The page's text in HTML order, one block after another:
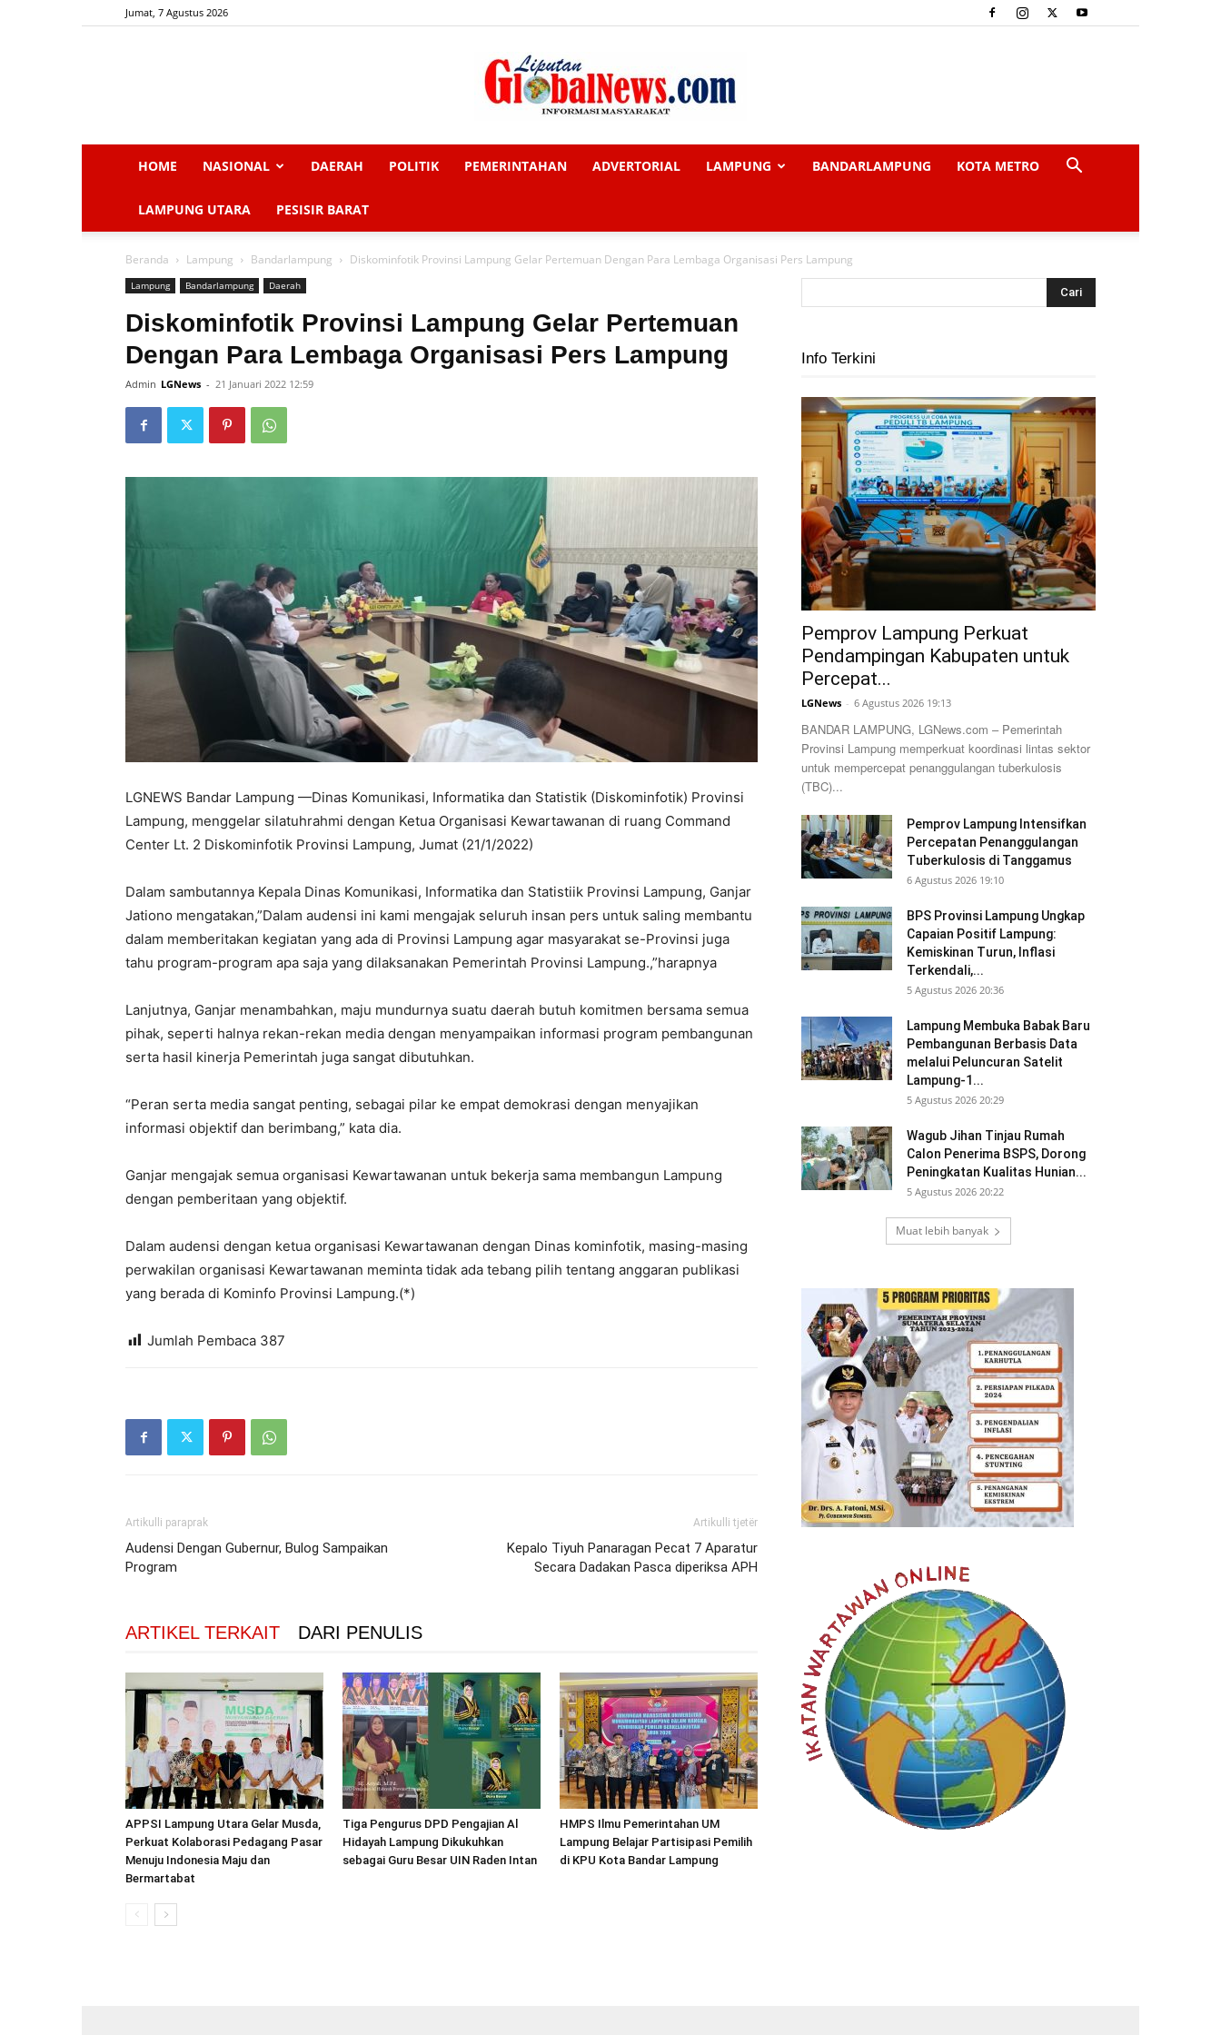
Jumat, 7 Agustus 2026
HOME NASIONAL DAERAH POLITIK PEMERINTAHAN ADVERTORIAL LAMPUNG BANDARLAMPUNG KOTA METRO
LAMPUNG UTARA PESISIR BARAT
Beranda Lampung Bandarlampung Diskominfotik Provinsi Lampung Gelar Pertemuan Dengan Para Lembaga Organisasi Pers Lampung
Lampung Bandarlampung Daerah
Diskominfotik Provinsi Lampung Gelar Pertemuan
Dengan Para Lembaga Organisasi Pers Lampung
Admin LGNews - 21 Januari 2022 12:59
LGNEWS Bandar Lampung —Dinas Komunikasi, Informatika dan Statistik (Diskominfotik) Provinsi
Lampung, menggelar silatuhrahmi dengan Ketua Organisasi Kewartawanan di ruang Command
Center Lt. 2 Diskominfotik Provinsi Lampung, Jumat (21/1/2022)
Dalam sambutannya Kepala Dinas Komunikasi, Informatika dan Statistiik Provinsi Lampung, Ganjar
Jationo mengatakan,”Dalam audensi ini kami mengajak seluruh insan pers untuk saling membantu
dalam memberitakan kegiatan yang ada di Provinsi Lampung agar masyarakat se-Provinsi juga
tahu program-program apa saja yang dilaksanakan Pemerintah Provinsi Lampung.,”harapnya
Lanjutnya, Ganjar menambahkan, maju mundurnya suatu daerah butuh komitmen bersama semua
pihak, seperti halnya rekan-rekan media dengan menyampaikan informasi program pembangunan
serta hasil kinerja Pemerintah juga sangat dibutuhkan.
“Peran serta media sangat penting, sebagai pilar ke empat demokrasi dengan menyajikan
informasi objektif dan berimbang,” kata dia.
Ganjar mengajak semua organisasi Kewartawanan untuk bekerja sama membangun Lampung
dengan pemberitaan yang objektif.
Dalam audensi dengan ketua organisasi Kewartawanan dengan Dinas kominfotik, masing-masing
perwakilan organisasi Kewartawanan meminta tidak ada tebang pilih tentang anggaran publikasi
yang berada di Kominfo Provinsi Lampung.(*)
Jumlah Pembaca 387
Artikulli paraprak
Audensi Dengan Gubernur, Bulog Sampaikan
Program
Artikulli tjetër
Kepalo Tiyuh Panaragan Pecat 7 Aparatur
Secara Dadakan Pasca diperiksa APH
ARTIKEL TERKAIT DARI PENULIS
APPSI Lampung Utara Gelar Musda,
Perkuat Kolaborasi Pedagang Pasar
Menuju Indonesia Maju dan
Bermartabat
Tiga Pengurus DPD Pengajian Al
Hidayah Lampung Dikukuhkan
sebagai Guru Besar UIN Raden Intan
HMPS Ilmu Pemerintahan UM
Lampung Belajar Partisipasi Pemilih
di KPU Kota Bandar Lampung
Info Terkini
Pemprov Lampung Perkuat
Pendampingan Kabupaten untuk
Percepat...
LGNews - 6 Agustus 2026 19:13
BANDAR LAMPUNG, LGNews.com – Pemerintah
Provinsi Lampung memperkuat koordinasi lintas sektor
untuk mempercepat penanggulangan tuberkulosis
(TBC)...
Pemprov Lampung Intensifkan
Percepatan Penanggulangan
Tuberkulosis di Tanggamus
6 Agustus 2026 19:10
BPS Provinsi Lampung Ungkap
Capaian Positif Lampung:
Kemiskinan Turun, Inflasi
Terkendali,...
5 Agustus 2026 20:36
Lampung Membuka Babak Baru
Pembangunan Berbasis Data
melalui Peluncuran Satelit
Lampung-1...
5 Agustus 2026 20:29
Wagub Jihan Tinjau Rumah
Calon Penerima BSPS, Dorong
Peningkatan Kualitas Hunian...
5 Agustus 2026 20:22
Muat lebih banyak